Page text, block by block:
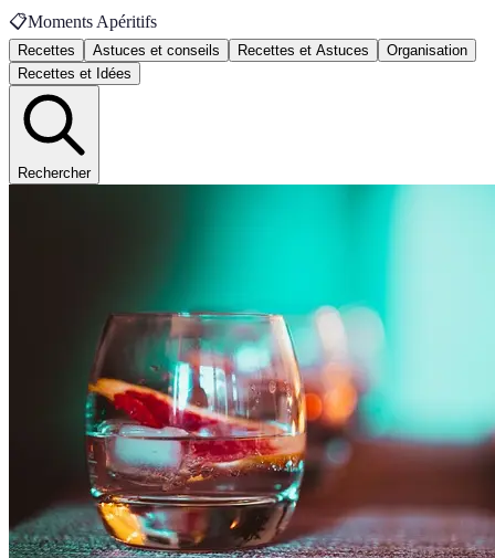
📋Moments Apéritifs
Recettes Astuces et conseils Recettes et Astuces
Organisation
Recettes et Idées
Rechercher